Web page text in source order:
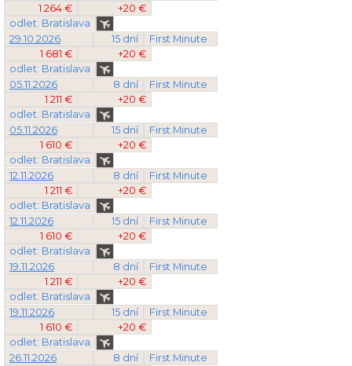
1 264 €
+20 €
odlet: Bratislava
29.10.2026
15 dní
First Minute
1 681 €
+20 €
odlet: Bratislava
05.11.2026
8 dní
First Minute
1 211 €
+20 €
odlet: Bratislava
05.11.2026
15 dní
First Minute
1 610 €
+20 €
odlet: Bratislava
12.11.2026
8 dní
First Minute
1 211 €
+20 €
odlet: Bratislava
12.11.2026
15 dní
First Minute
1 610 €
+20 €
odlet: Bratislava
19.11.2026
8 dní
First Minute
1 211 €
+20 €
odlet: Bratislava
19.11.2026
15 dní
First Minute
1 610 €
+20 €
odlet: Bratislava
26.11.2026
8 dní
First Minute